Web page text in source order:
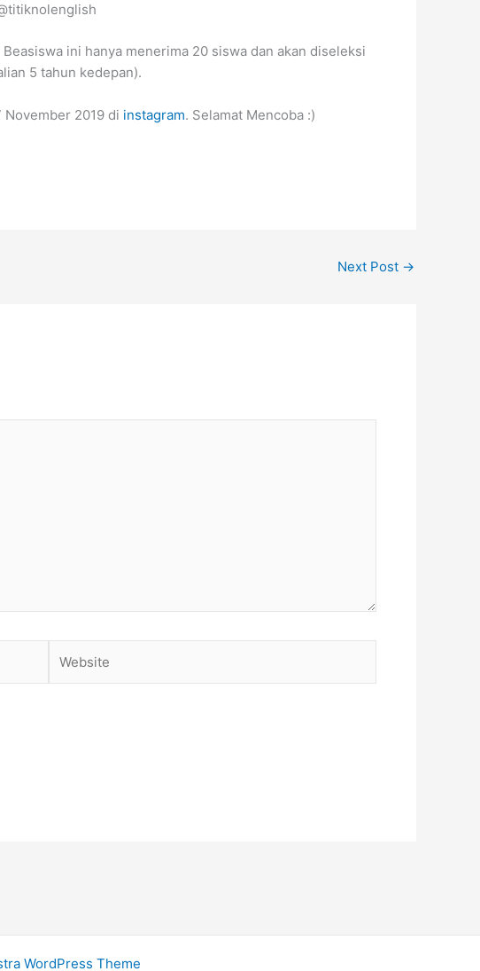
ini hanya menerima 20 siswa dan akan diseleksi
5 tahun kedepan).
2019 di instagram. Selamat Mencoba :)
Next Post →
WordPress Theme